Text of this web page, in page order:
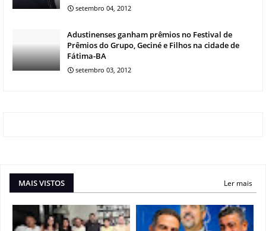
setembro 04, 2012
Adustinenses ganham prêmios no Festival de
Prêmios do Grupo, Geciné e Filhos na cidade de
Fátima-BA
setembro 03, 2012
MAIS VISTOS Ler mais